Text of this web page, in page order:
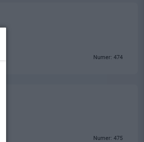
Numer: 474
Numer: 475